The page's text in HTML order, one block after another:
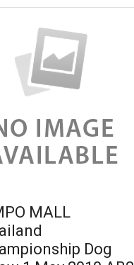
MALL
Dog